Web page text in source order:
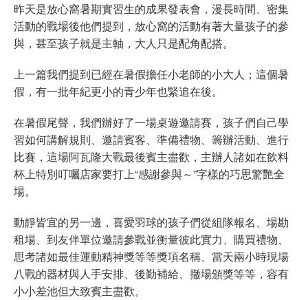
昨天是放心窩暑期實習生的成果發表會，漫長時間、密集
活動的戰場後他們提到，放心窩的活動有著大量孩子的參
與，甚至孩子就是主軸，大人只是配角配搭。
上一篇我們提到已經在暑假擔任小老師的小大人；這個暑
假，有一批年紀更小的青少年也緊追在後。
在暑假尾聲，我們辦好了一場桌遊邀請賽，孩子們自己學
習如何講解規則、邀請賓客、準備禮物、籌辦活動、進行
比賽，這場阿瓦隆大戰最後賓主盡歡，主辦人諸如在飲料
杯上特別叮囑店家要打上“感謝參與～”字樣的巧思驚艷全
場。
動靜皆宜的另一邊，喜愛羽球的孩子們從組隊報名、場勘
租場、到友伴單位邀請參戰並衡量彼此實力、購買禮物、
思考諸如最佳運動精神獎等等獎項名稱、當天兩小時現場
八戰的器材與人手安排、後勤補給、撤場頒獎等等，容有
小小差池但大致賓主盡歡。